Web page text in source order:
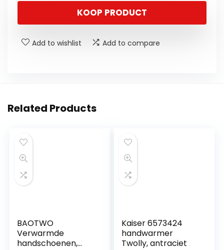
KOOP PRODUCT
Add to wishlist Add to compare
Related Products
BAOTWO
Verwarmde
handschoenen,
Kaiser 6573424
handwarmer
Twolly, antraciet